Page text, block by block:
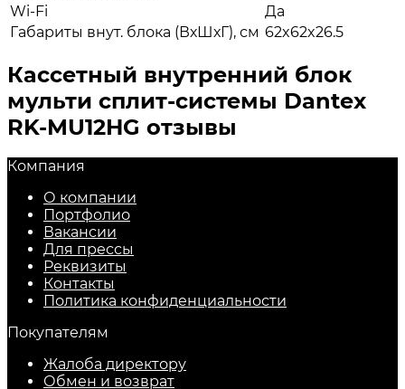
Wi-Fi
Да
Габариты внут. блока (ВхШхГ), см 62x62x26.5
Кассетный внутренний блок
мульти сплит-системы Dantex
RK-MU12HG отзывы
Компания
О компании
Портфолио
Вакансии
Для прессы
Реквизиты
Контакты
Политика конфиденциальности
Покупателям
Жалоба директору
Обмен и возврат